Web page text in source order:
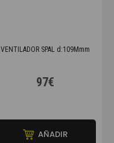
VENTILADOR SPAL d:109Mmm
97€
AÑADIR